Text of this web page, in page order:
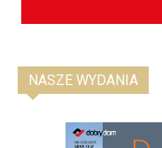
NASZE WYDANIA